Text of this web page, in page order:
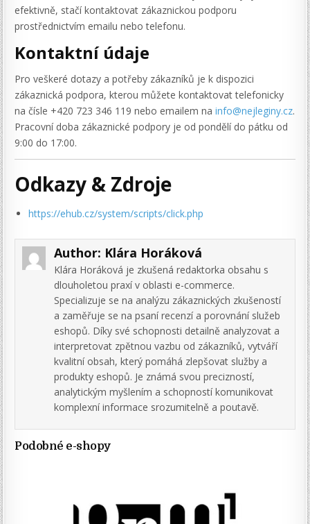
efektivně, stačí kontaktovat zákaznickou podporu
prostřednictvím emailu nebo telefonu.
Kontaktní údaje
Pro veškeré dotazy a potřeby zákazníků je k dispozici
zákaznická podpora, kterou můžete kontaktovat telefonicky
na čísle +420 723 346 119 nebo emailem nainfo@nejleginy.cz.
Pracovní doba zákaznické podpory je od pondělí do pátku od
9:00 do 17:00.
Odkazy & Zdroje
https://ehub.cz/system/scripts/click.php
Author: Klára Horáková
Klára Horáková je zkušená redaktorka obsahu s
dlouholetou praxí v oblasti e-commerce.
Specializuje se na analýzu zákaznických zkušeností
a zaměřuje se na psaní recenzí a porovnání služeb
eshopů. Díky své schopnosti detailně analyzovat a
interpretovat zpětnou vazbu od zákazníků, vytváří
kvalitní obsah, který pomáhá zlepšovat služby a
produkty eshopů. Je známá svou precizností,
analytickým myšlením a schopností komunikovat
komplexní informace srozumitelně a poutavě.
Podobné e-shopy